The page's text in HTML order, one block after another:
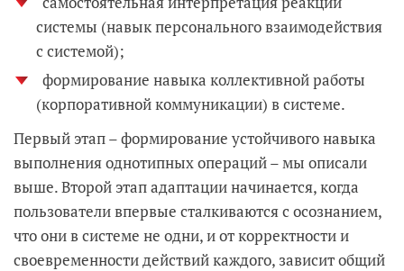
системы (навык персонального взаимодействия
с системой);
формирование навыка коллективной работы
(корпоративной коммуникации) в системе.
Первый этап – формирование устойчивого навыка
выполнения однотипных операций – мы описали
выше. Второй этап адаптации начинается, когда
пользователи впервые сталкиваются с осознанием,
что они в системе не одни, и от корректности и
своевременности действий каждого, зависит общий